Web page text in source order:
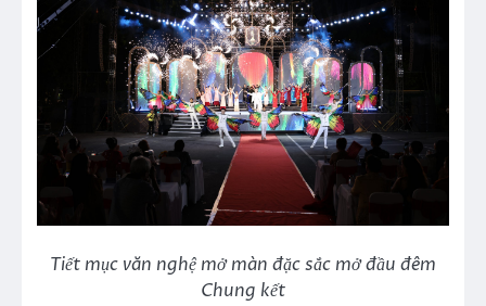
Tiết mục văn nghệ mở màn đặc sắc mở đầu đêm
Chung kết